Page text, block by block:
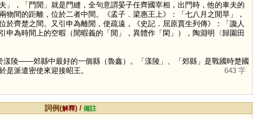
」，「門閒」就是門縫，全句意謂晏子任齊國宰相，出門時，他的車夫的
間的距離，位於二者中間。《孟子．梁惠王上》：「七八月之閒旱」，
齊楚之間。又引申為離閒，使疏遠，《史記．屈原賈生列傳》：「讒人
申為時間上的空暇（閒暇義的「閒 」，異體作「閑 」），陶淵明〈歸園田
漾陵——郊縣中最好的一個縣（魯鑫）。「漾陵」、「郊縣」是戰國時楚國
是派遣密使來迎接昭王。 643 字
詞例(解釋) /備註